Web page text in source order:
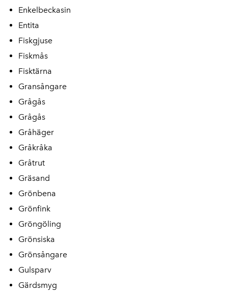
Enkelbeckasin
Entita
Fiskgjuse
Fiskmås
Fisktärna
Gransångare
Grågås
Grågås
Gråhäger
Gråkråka
Gråtrut
Gräsand
Grönbena
Grönfink
Gröngöling
Grönsiska
Grönsångare
Gulsparv
Gärdsmyg